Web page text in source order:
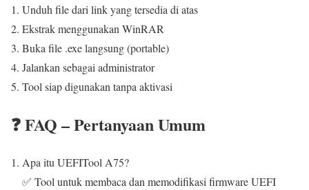
Unduh file dari link yang tersedia di atas
Ekstrak menggunakan WinRAR
Buka file .exe langsung (portable)
Jalankan sebagai administrator
Tool siap digunakan tanpa aktivasi
❓ FAQ – Pertanyaan Umum
Apa itu UEFITool A75?
✅ Tool untuk membaca dan memodifikasi firmware UEFI